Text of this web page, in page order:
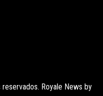
Royale News by